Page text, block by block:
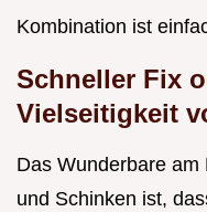
Kombination ist
Schneller Fix
Vielseitigkeit
Das Wunderbare
und Schinken ist,